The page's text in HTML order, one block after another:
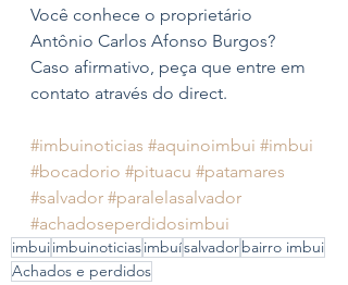
Você conhece o proprietário
Antônio Carlos Afonso Burgos?
Caso afirmativo, peça que entre em
contato através do direct.
#imbuinoticias #aquinoimbui #imbui
#bocadorio #pituacu #patamares
#salvador #paralelasalvador
#achadoseperdidosimbui
imbuiimbuinoticiasimbuísalvadorbairro imbui
Achados e perdidos